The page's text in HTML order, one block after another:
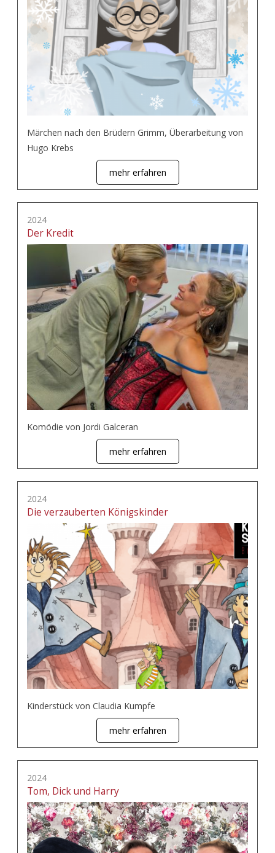
Märchen nach den Brüdern Grimm, Überarbeitung von
Hugo Krebs
mehr erfahren
2024
Der Kredit
Komödie von Jordi Galceran
mehr erfahren
2024
Die verzauberten Königskinder
Kinderstück von Claudia Kumpfe
mehr erfahren
2024
Tom, Dick und Harry